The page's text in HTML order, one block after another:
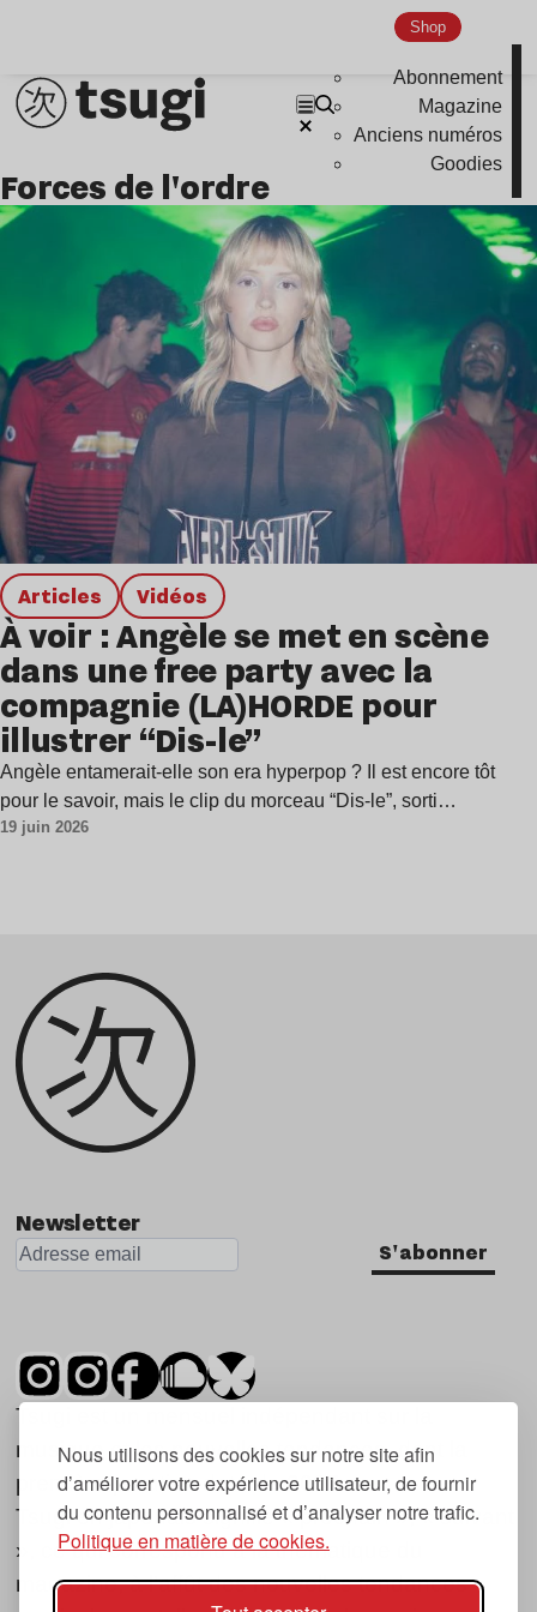
Nous utilisons des cookies sur notre site afin
d’améliorer votre expérience utilisateur, de fournir
du contenu personnalisé et d’analyser notre trafic.
Politique en matière de cookies.
Shop
Abonnement
Magazine
Anciens numéros
Goodies
forces de l'ordre
Articles Vidéos
À voir : Angèle se met en scène
dans une free party avec la
compagnie (LA)HORDE pour
illustrer “Dis-le”
Angèle entamerait-elle son era hyperpop ? Il est encore tôt
pour le savoir, mais le clip du morceau “Dis-le”, sorti…
19 juin 2026
Newsletter
S'abonner
Tsugi est un mensuel indépendant sur la
musique et les nouvelles tendances, dont la
première parution date de 2007.
Tsugi en japonais signifie « prochain », « suivant
», ce qui correspond à la thématique du
magazine, à l’affût des nouvelles tendances